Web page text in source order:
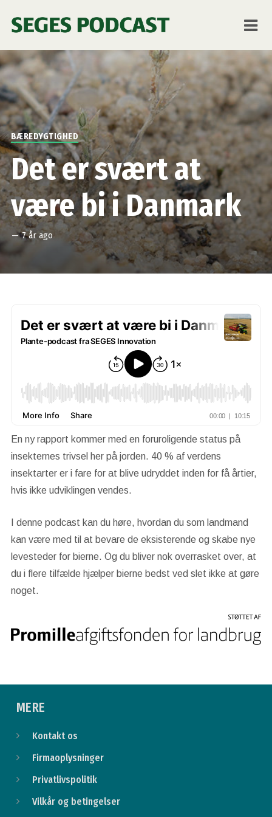
BÆREDYGTIGHED
Det er svært at
være bi i Danmark
— 7 år ago
En ny rapport kommer med en foruroligende status på
insekternes trivsel her på jorden. 40 % af verdens
insektarter er i fare for at blive udryddet inden for få årtier,
hvis ikke udviklingen vendes.
I denne podcast kan du høre, hvordan du som landmand
kan være med til at bevare de eksisterende og skabe nye
levesteder for bierne. Og du bliver nok overrasket over, at
du i flere tilfælde hjælper bierne bedst ved slet ikke at gøre
noget.
MERE
Kontakt os
Firmaoplysninger
Privatlivspolitik
Vilkår og betingelser